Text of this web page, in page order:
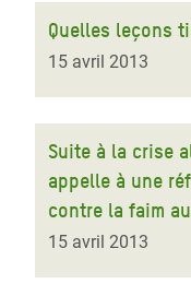
Quelles leçons
15 avril 2013
Suite à la crise
appelle à une
contre la faim
15 avril 2013